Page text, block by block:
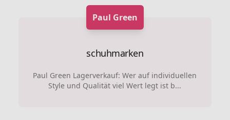
Paul Green
schuhmarken
Paul Green Lagerverkauf: Wer auf individuellen
Style und Qualität viel Wert legt ist b...